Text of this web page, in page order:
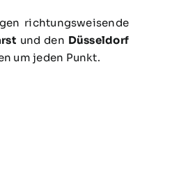
richtungsweisende
und den Düsseldorf
um jeden Punkt.